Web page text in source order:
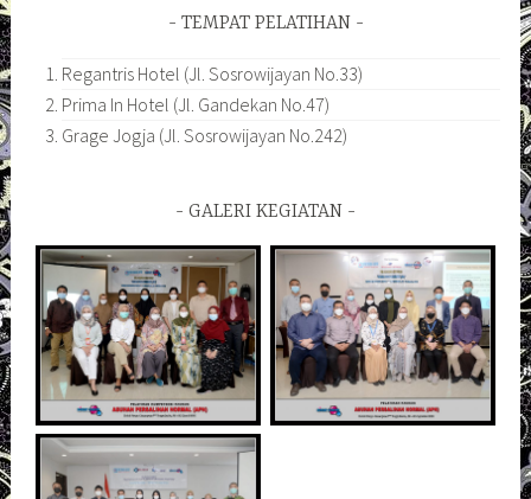
TEMPAT PELATIHAN
Regantris Hotel (Jl. Sosrowijayan No.33)
Prima In Hotel (Jl. Gandekan No.47)
Grage Jogja (Jl. Sosrowijayan No.242)
GALERI KEGIATAN